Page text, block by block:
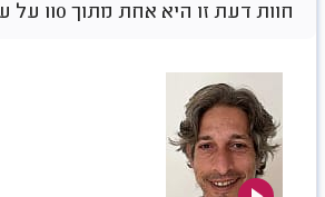
חוות דעת זו היא אחת מתוך 110 על עסק זה: